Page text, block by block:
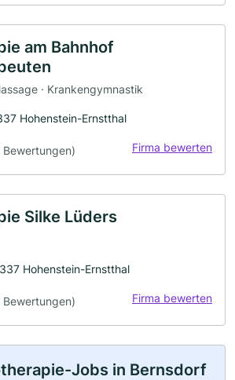
am Bahnhof
· Krankengymnastik
Hohenstein-Ernstthal
Bewertungen) Firma bewerten
Silke Lüders
Hohenstein-Ernstthal
Bewertungen) Firma bewerten
Jobs in Bernsdorf